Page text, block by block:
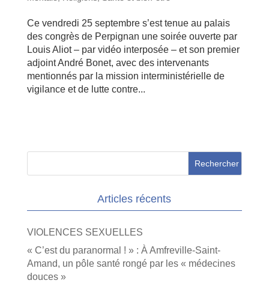
Ce vendredi 25 septembre s’est tenue au palais
des congrès de Perpignan une soirée ouverte par
Louis Aliot – par vidéo interposée – et son premier
adjoint André Bonet, avec des intervenants
mentionnés par la mission interministérielle de
vigilance et de lutte contre...
Articles récents
VIOLENCES SEXUELLES
« C’est du paranormal ! » : À Amfreville-Saint-
Amand, un pôle santé rongé par les « médecines
douces »